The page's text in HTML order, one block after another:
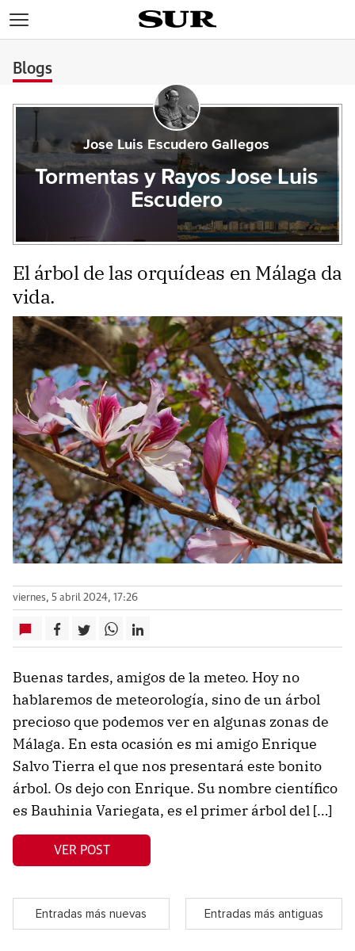
Blogs
Jose Luis Escudero Gallegos
Tormentas y Rayos Jose Luis
Escudero
El árbol de las orquídeas en Málaga da
vida.
viernes, 5 abril 2024, 17:26
Buenas tardes, amigos de la meteo. Hoy no
hablaremos de meteorología, sino de un árbol
precioso que podemos ver en algunas zonas de
Málaga. En esta ocasión es mi amigo Enrique
Salvo Tierra el que nos presentará este bonito
árbol. Os dejo con Enrique. Su nombre científico
es Bauhinia Variegata, es el primer árbol del […]
VER POST
Entradas más nuevas Entradas más antiguas